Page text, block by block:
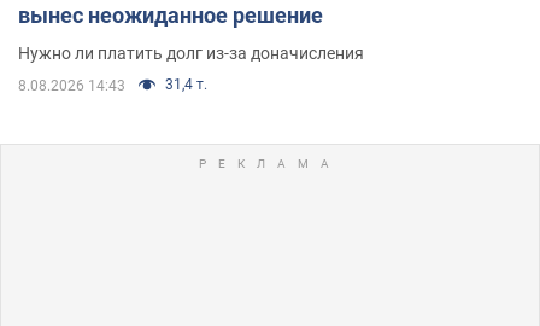
вынес неожиданное решение
Нужно ли платить долг из-за доначисления
8.08.2026 14:43 31,4 т.